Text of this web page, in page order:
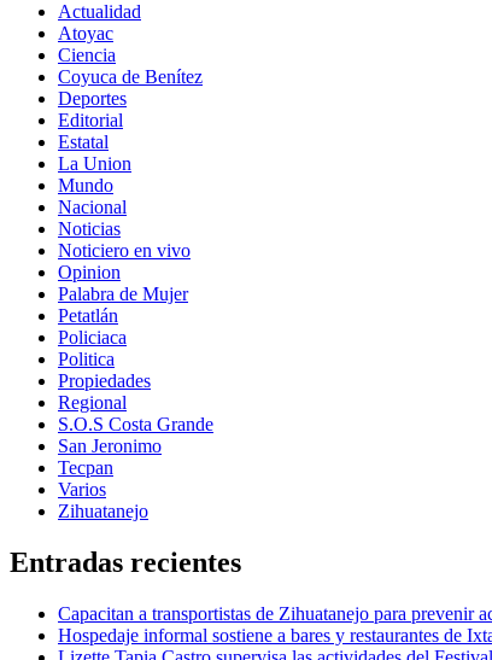
Actualidad
Atoyac
Ciencia
Coyuca de Benítez
Deportes
Editorial
Estatal
La Union
Mundo
Nacional
Noticias
Noticiero en vivo
Opinion
Palabra de Mujer
Petatlán
Policiaca
Politica
Propiedades
Regional
S.O.S Costa Grande
San Jeronimo
Tecpan
Varios
Zihuatanejo
Entradas recientes
Capacitan a transportistas de Zihuatanejo para prevenir
Hospedaje informal sostiene a bares y restaurantes de